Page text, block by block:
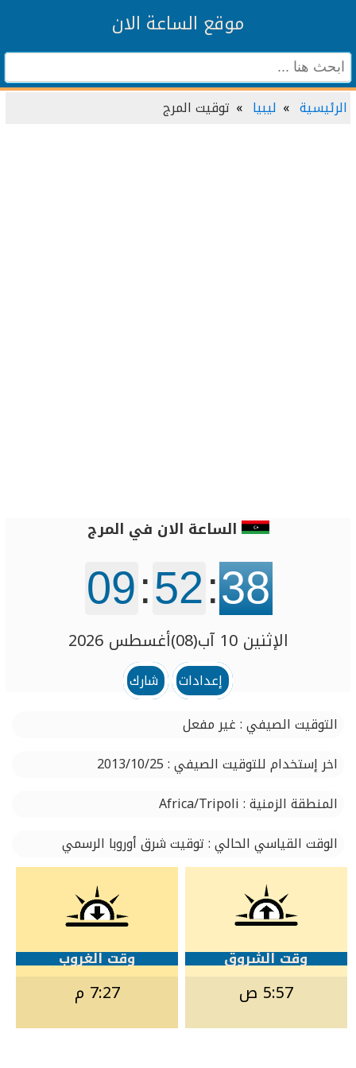
موقع الساعة الان
الرئيسية ليبيا توقيت المرج
الساعة الان في المرج
09:52:38
الإثنين 10 آب(08)أغسطس 2026
إعدادات
شارك
التوقيت الصيفي : غير مفعل
اخر إستخدام للتوقيت الصيفي : 2013/10/25
المنطقة الزمنية : Africa/Tripoli
الوقت القياسي الحالي : توقيت شرق أوروبا الرسمي
وقت الشروق
5:57 ص
وقت الغروب
7:27 م